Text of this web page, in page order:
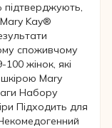
Kay®
споживчому
жінок, які
Mary
Набору
Підходить для